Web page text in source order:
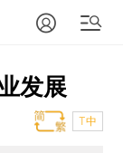
发展
T中